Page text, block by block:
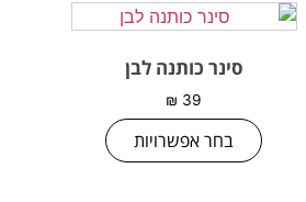
סינר כותנה לבן
₪ 39
בחר אפשרויות